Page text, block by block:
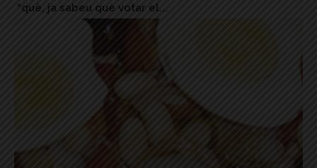
“què, ja sabeu què votar el...